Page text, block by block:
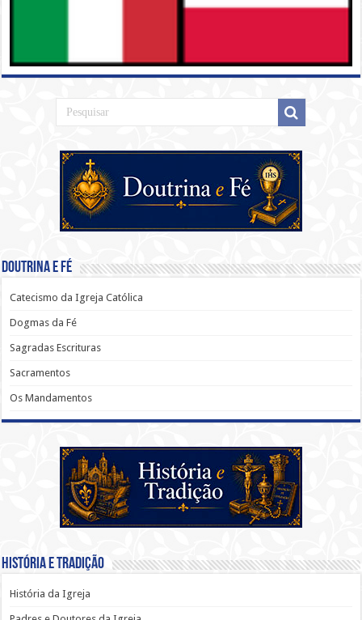
Doutrina e Fé
Catecismo da Igreja Católica
Dogmas da Fé
Sagradas Escrituras
Sacramentos
Os Mandamentos
História e Tradição
História da Igreja